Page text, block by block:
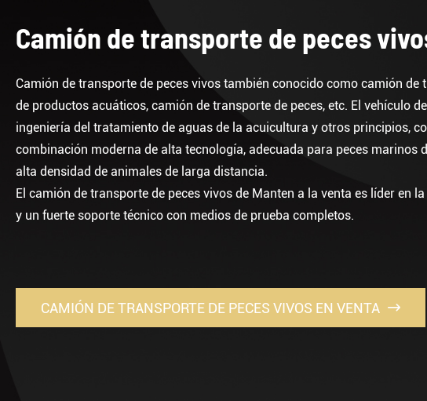
Camión de transporte de peces
Camión de transporte de peces vivos también conocido como camión
de productos acuáticos, camión de transporte de peces, etc. El vehículo
ingeniería del tratamiento de aguas de la acuicultura y otros principios,
combinación moderna de alta tecnología, adecuada para peces
alta densidad de animales de larga distancia.
El camión de transporte de peces vivos de Manten a la venta es líder en
y un fuerte soporte técnico con medios de prueba completos.
CAMIÓN DE TRANSPORTE DE PECES VIVOS EN VENTA 